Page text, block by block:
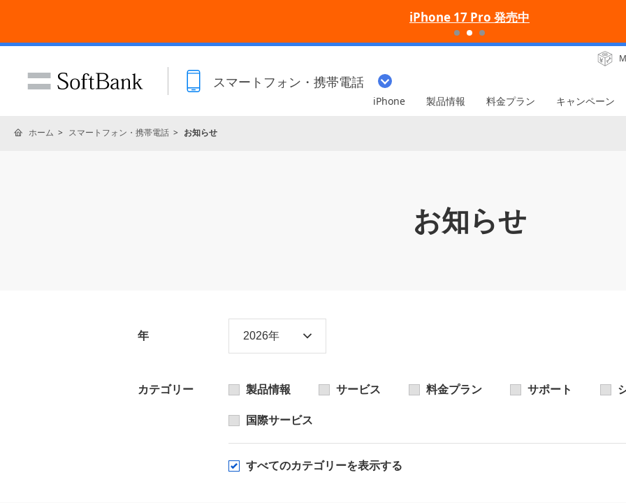
iPhone 17 Pro 発売中
スマートフォン・携帯電話
iPhone 製品情報 料金プラン キャンペーン
ホーム スマートフォン・携帯電話 お知らせ
お知らせ
年
カテゴリー 製品情報 サービス 料金プラン サポート
国際サービス
すべてのカテゴリーを表示する